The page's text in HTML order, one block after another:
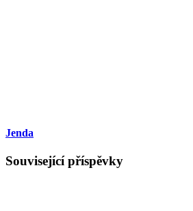
Jenda
Související příspěvky